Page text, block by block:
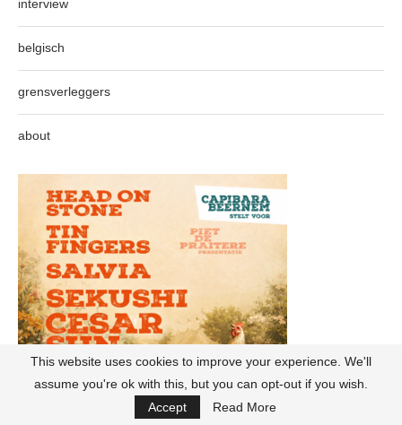
interview
belgisch
grensverleggers
about
This website uses cookies to improve your experience. We'll
assume you're ok with this, but you can opt-out if you wish.
Accept
Read More